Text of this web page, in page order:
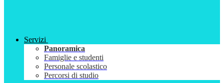
Servizi
Panoramica
Famiglie e studenti
Personale scolastico
Percorsi di studio